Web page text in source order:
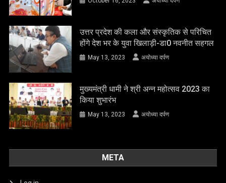
उत्तर प्रदेश की कला और संस्कृतिक से परिचित
होंगे देश भर के युवा खिलाड़ी-डा0 नवनीत सहगल
May 13, 2023 अयोध्या दर्पण
मुख्यमंत्री धामी ने श्री अन्न महोत्सव 2023 का
किया शुभारंभ
May 13, 2023 अयोध्या दर्पण
META